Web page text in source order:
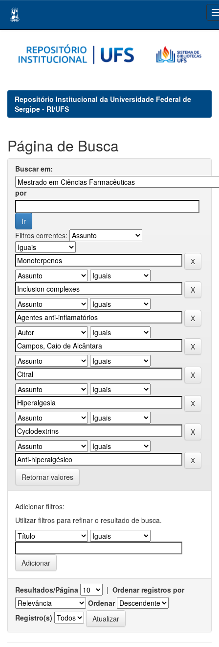
navigation
Repositório Institucional da Universidade Federal de
Sergipe - RI/UFS
Página de Busca
Buscar em:
por
Filtros correntes:
Retornar valores
Adicionar filtros:
Utilizar filtros para refinar o resultado de busca.
Resultados/Página | Ordenar registros por
Ordenar
Registro(s)